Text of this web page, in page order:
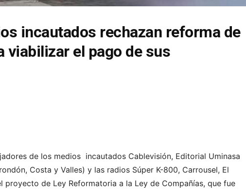
incautados rechazan reforma de
viabilizar el pago de sus
de los medios incautados Cablevisión, Editorial Uminasa
Costa y Valles) y las radios Súper K-800, Carrousel, El
proyecto de Ley Reformatoria a la Ley de Compañías, que fue